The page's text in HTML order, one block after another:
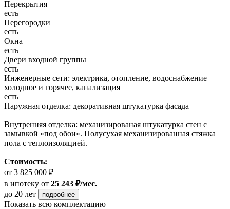
Перекрытия
есть
Перегородки
есть
Окна
есть
Двери входной группы
есть
Инженерные сети: электрика, отопление, водоснабжение
холодное и горячее, канализация
есть
Наружная отделка: декоративная штукатурка фасада
—
Внутренняя отделка: механизированая штукатурка стен с
замывкой «под обои». Полусухая механизированная стяжка
пола с теплоизоляцией.
—
Стоимость:
от 3 825 000 ₽
в ипотеку от 25 243 ₽/мес.
до 20 лет
подробнее
Показать всю комплектацию